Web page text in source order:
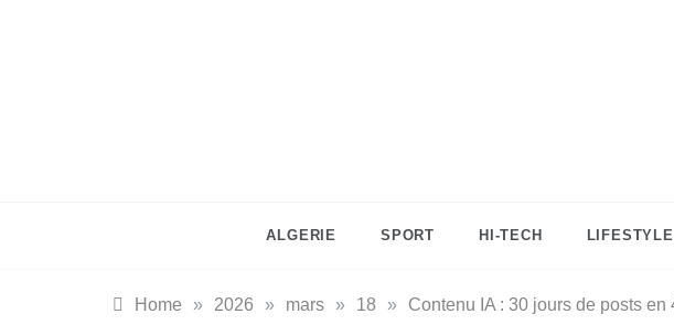
ALGERIE SPORT HI-TECH LIFESTYLE
Home » 2026 » mars » 18 » Contenu IA : 30 jours de posts en